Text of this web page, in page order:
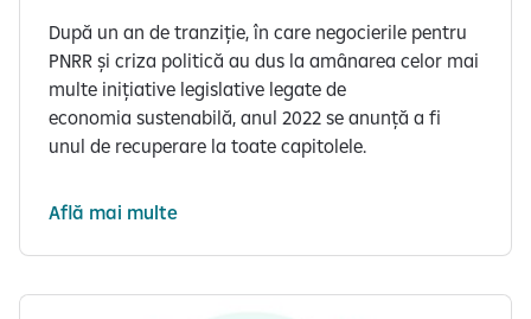
După un an de tranziție, în care negocierile pentru
PNRR și criza politică au dus la amânarea celor mai
multe inițiative legislative legate de
economia sustenabilă, anul 2022 se anunță a fi
unul de recuperare la toate capitolele.
Află mai multe